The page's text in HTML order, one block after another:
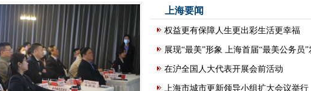
上海要闻
权益更有保障人生更出彩生活更幸福
展现“最美”形象 上海首届“最美公务员”
在沪全国人大代表开展会前活动
上海市城市更新领导小组扩大会议举行